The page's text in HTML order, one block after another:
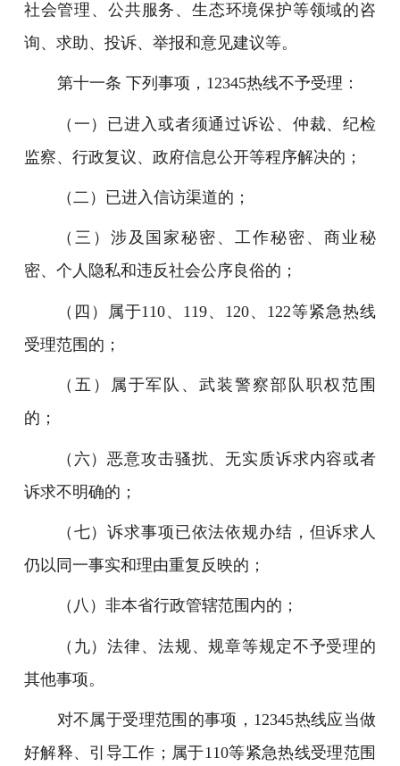
社会管理、公共服务、生态环境保护等领域的咨
询、求助、投诉、举报和意见建议等。
第十一条 下列事项，12345热线不予受理：
（一）已进入或者须通过诉讼、仲裁、纪检
监察、行政复议、政府信息公开等程序解决的；
（二）已进入信访渠道的；
（三）涉及国家秘密、工作秘密、商业秘
密、个人隐私和违反社会公序良俗的；
（四）属于110、119、120、122等紧急热线
受理范围的；
（五）属于军队、武装警察部队职权范围
的；
（六）恶意攻击骚扰、无实质诉求内容或者
诉求不明确的；
（七）诉求事项已依法依规办结，但诉求人
仍以同一事实和理由重复反映的；
（八）非本省行政管辖范围内的；
（九）法律、法规、规章等规定不予受理的
其他事项。
对不属于受理范围的事项，12345热线应当做
好解释、引导工作；属于110等紧急热线受理范围